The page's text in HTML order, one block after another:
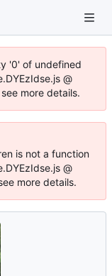
'0' of undefined
@
more details.
is not a function
@
more details.